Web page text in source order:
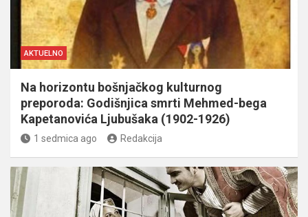
AKTUELNO
Na horizontu bošnjačkog kulturnog
preporoda: Godišnjica smrti Mehmed-bega
Kapetanovića Ljubušaka (1902-1926)
1 sedmica ago Redakcija